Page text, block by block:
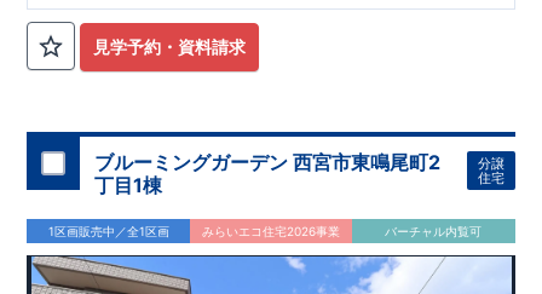
見学予約・資料請求
ブルーミングガーデン 西宮市東鳴尾町2
丁目1棟
分譲
住宅
1区画販売中／全1区画 みらいエコ住宅2026事業 バーチャル内覧可